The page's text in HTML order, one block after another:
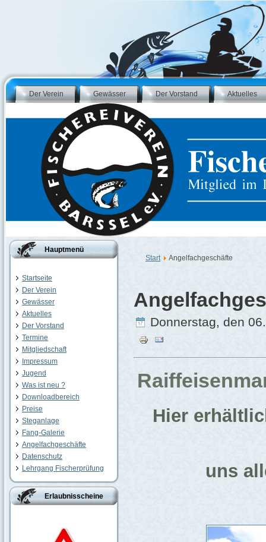
Der Verein Gewässer Der Vorstand Aktuelles
Hauptmenü
Startseite
Der Verein
Gewässer
Aktuelles
Der Vorstand
Termine
Mitgliedschaft
Impressum
Jugend
Was ist neu ?
Downloadbereich
Preise
Steganlage
Fang-Galerie
Angelfachgeschäfte
Datenschutz
Lehrgang Fischerprüfung
Erlaubnisscheine
Start Angelfachgeschäfte
Donnerstag, den
Hier
uns